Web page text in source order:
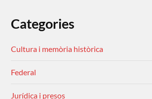
Categories
Cultura i memòria històrica
Federal
Jurídica i presos